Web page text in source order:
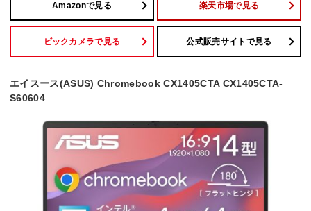
Amazonで見る 楽天市場で見る
ビックカメラで見る 公式販売サイトで見る
エイスース(ASUS) Chromebook CX1405CTA CX1405CTA-
S60604